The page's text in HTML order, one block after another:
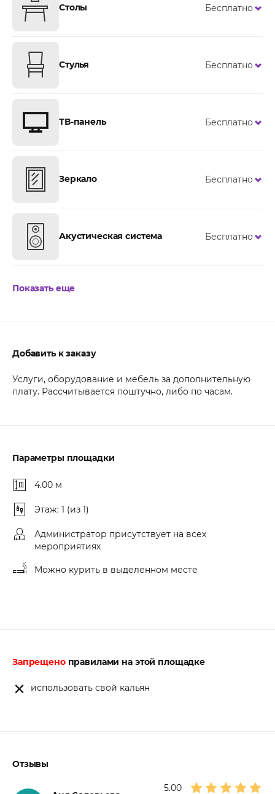
Столы Бесплатно
Стулья Бесплатно
ТВ-панель Бесплатно
Зеркало Бесплатно
Акустическая система Бесплатно
Показать еще
Добавить к заказу
Услуги, оборудование и мебель за дополнительную
плату. Рассчитывается поштучно, либо по часам.
Параметры площадки
4.00 м
Этаж: 1 (из 1)
Администратор присутствует на всех
мероприятиях
Можно курить в выделенном месте
Запрещеноправилами на этой площадке
использовать свой кальян
Отзывы
5.00